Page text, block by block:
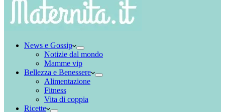
News e Gossip
Notizie dal mondo
Mamme vip
Bellezza e Benessere
Alimentazione
Fitness
Vita di coppia
Ricette